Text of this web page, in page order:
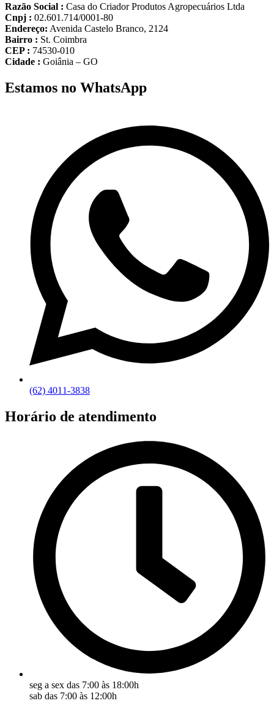
Razão Social : Casa do Criador Produtos Agropecuários Ltda
Cnpj : 02.601.714/0001-80
Endereço: Avenida Castelo Branco, 2124
Bairro : St. Coimbra
CEP : 74530-010
Cidade : Goiânia – GO
Estamos no WhatsApp
(62) 4011-3838
Horário de atendimento
seg a sex das 7:00 às 18:00h
sab das 7:00 às 12:00h